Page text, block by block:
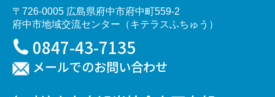
〒726-0005 広島県府中市府中町559-2
府中市地域交流センター（キテラスふちゅう）
0847-43-7135
メールでのお問い合わせ